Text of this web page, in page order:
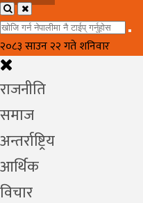
२०८३ साउन २२ गते शनिवार
राजनीति
समाज
अन्तर्राष्ट्रिय
आर्थिक
विचार